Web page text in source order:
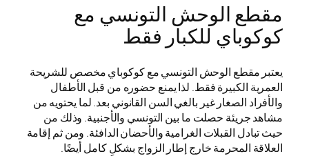
مقطع الوحش التونسي مع
كوكوباي للكبار فقط
يعتبر مقطع الوحش التونسي مع كوكوباي مخصص للشريحة
العمرية الكبيرة فقط. لذا يمنع حضوره من قبل الأطفال
والأفراد الصغار غير بالغي السن القانوني بعد. لما يحتويه من
مشاهد جريئة حصلت ما بين التونسي والأجنبية. وذلك من
حيث تبادل القبلات الغرامية والأحضان الدافئة. ومن ثم إقامة
العلاقة المحرمة خارج إطار الزواج بشكلٍ كامل أيضًا.